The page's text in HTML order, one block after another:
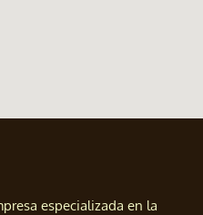
especializada en la